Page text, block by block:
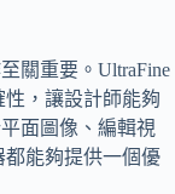
關重要。UltraFine
，讓設計師能夠
面圖像、編輯視
都能夠提供一個優